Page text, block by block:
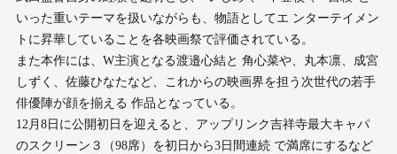
いった重いテーマを扱いながらも、物語としてエ ンターテイメン
トに昇華していることを各映画祭で評価されている。
また本作には、W主演となる渡邉心結と 角心菜や、丸本凛、成宮
しずく、佐藤ひなたなど、これからの映画界を担う次世代の若手
俳優陣が顔を揃える 作品となっている。
12月8日に公開初日を迎えると、アップリンク吉祥寺最大キャパ
のスクリーン３（98席）を初日から3日間連続 で満席にするなど